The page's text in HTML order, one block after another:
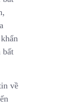
bất
về